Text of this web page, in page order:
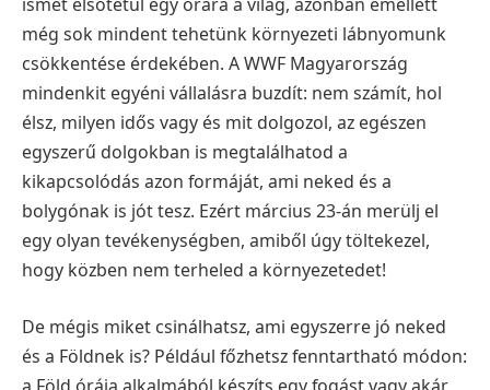
még sok mindent tehetünk környezeti lábnyomunk
csökkentése érdekében. A WWF Magyarország
mindenkit egyéni vállalásra buzdít: nem számít, hol
élsz, milyen idős vagy és mit dolgozol, az egészen
egyszerű dolgokban is megtalálhatod a
kikapcsolódás azon formáját, ami neked és a
bolygónak is jót tesz. Ezért március 23-án merülj el
egy olyan tevékenységben, amiből úgy töltekezel,
hogy közben nem terheled a környezetedet!
De mégis miket csinálhatsz, ami egyszerre jó neked
és a Földnek is? Például főzhetsz fenntartható módon: